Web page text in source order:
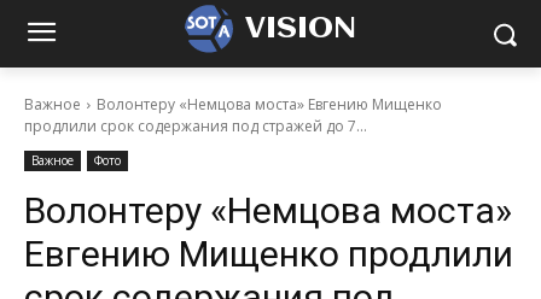
VISION
Важное
Волонтеру «Немцова моста» Евгению Мищенко
продлили срок содержания под стражей до 7...
Важное Фото
Волонтеру «Немцова моста»
Евгению Мищенко продлили